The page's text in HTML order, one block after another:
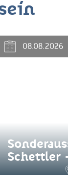
08.08.2026
Schettler